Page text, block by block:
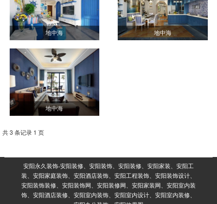
地中海 地中海
地中海
共 3 条记录 1 页
安阳永久装饰-安阳装修、安阳装饰、安阳装修、安阳家装、安阳工
装、安阳家庭装饰、安阳酒店装饰、安阳工程装饰、安阳装饰设计、
安阳装饰装修、安阳装饰网、安阳装修网、安阳家装网、安阳室内装
饰、安阳酒店装修、安阳室内装饰、安阳室内设计、安阳室内装修、